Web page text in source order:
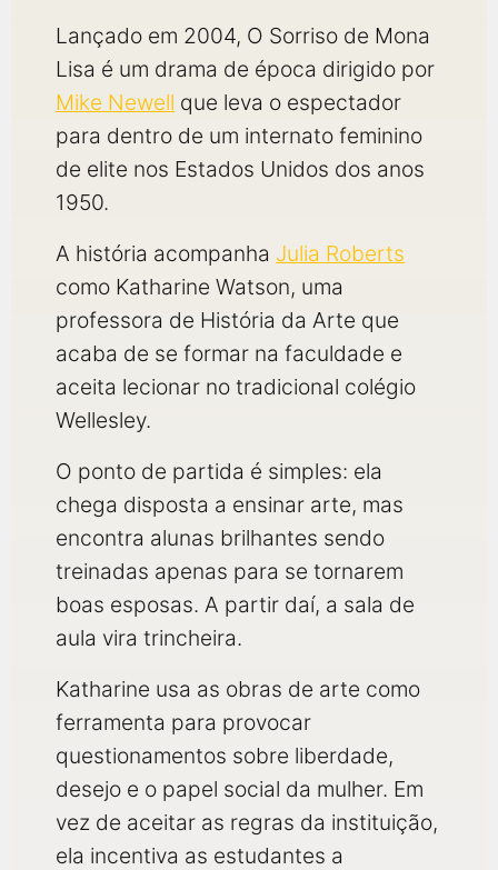
Lançado em 2004, O Sorriso de Mona
Lisa é um drama de época dirigido por
Mike Newell que leva o espectador
para dentro de um internato feminino
de elite nos Estados Unidos dos anos
1950.
A história acompanha Julia Roberts
como Katharine Watson, uma
professora de História da Arte que
acaba de se formar na faculdade e
aceita lecionar no tradicional colégio
Wellesley.
O ponto de partida é simples: ela
chega disposta a ensinar arte, mas
encontra alunas brilhantes sendo
treinadas apenas para se tornarem
boas esposas. A partir daí, a sala de
aula vira trincheira.
Katharine usa as obras de arte como
ferramenta para provocar
questionamentos sobre liberdade,
desejo e o papel social da mulher. Em
vez de aceitar as regras da instituição,
ela incentiva as estudantes a